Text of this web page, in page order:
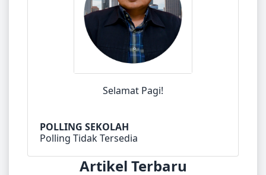
Artikel Terbaru
Selamat Pagi!
POLLING SEKOLAH
Polling Tidak Tersedia